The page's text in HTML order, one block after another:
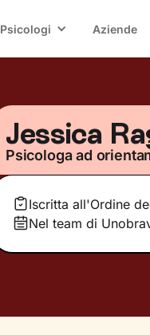
Psicologi Aziende
Jessica
Psicologa ad
Iscritta all'Ordine
Nel team di